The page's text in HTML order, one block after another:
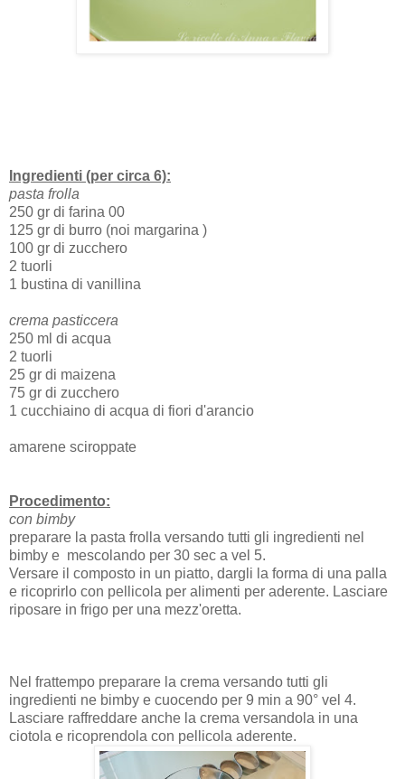
Ingredienti (per circa 6):
pasta frolla
250 gr di farina 00
125 gr di burro (noi margarina )
100 gr di zucchero
2 tuorli
1 bustina di vanillina
crema pasticcera
250 ml di acqua
2 tuorli
25 gr di maizena
75 gr di zucchero
1 cucchiaino di acqua di fiori d'arancio
amarene sciroppate
Procedimento:
con bimby
preparare la pasta frolla versando tutti gli ingredienti nel
bimby e mescolando per 30 sec a vel 5.
Versare il composto in un piatto, dargli la forma di una palla
e ricoprirlo con pellicola per alimenti per aderente. Lasciare
riposare in frigo per una mezz'oretta.
Nel frattempo preparare la crema versando tutti gli
ingredienti ne bimby e cuocendo per 9 min a 90° vel 4.
Lasciare raffreddare anche la crema versandola in una
ciotola e ricoprendola con pellicola aderente.